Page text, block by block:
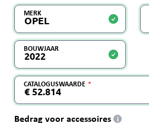
MERK
BOUWJAAR
CATALOGUSWAARDE
Bedrag voor accessoires i